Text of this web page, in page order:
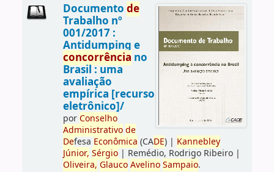
Documento de
Trabalho nº
001/2017 :
Antidumping e
concorrência no
Brasil : uma
avaliação
empírica [recurso
eletrônico]/
porConselho
Administrativo de
Defesa Econômica (CADE)| Kannebley
Júnior, Sérgio| Remédio, Rodrigo Ribeiro|
Oliveira, Glauco Avelino Sampaio.